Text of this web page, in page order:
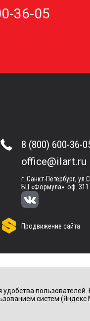
36-05
8 (800) 600-36-
office@ilart.ru
г. Санкт-Петербург,
БЦ «Формула». оф. 311
Продвижение сайта
пользователей.
систем